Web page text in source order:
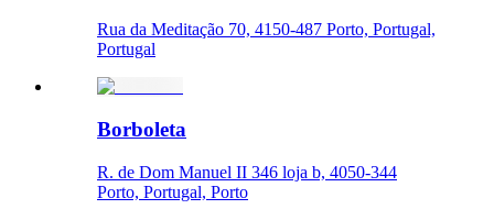
Rua da Meditação 70, 4150-487 Porto, Portugal,
Portugal
Borboleta
R. de Dom Manuel II 346 loja b, 4050-344
Porto, Portugal, Porto